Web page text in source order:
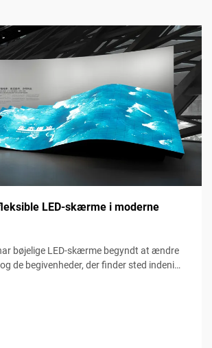
LED-skærme i moderne
bøjelige LED-skærme begyndt at ændre
de begivenheder, der finder sted indeni